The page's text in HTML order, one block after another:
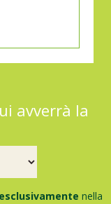
avverrà la
esclusivamente nella